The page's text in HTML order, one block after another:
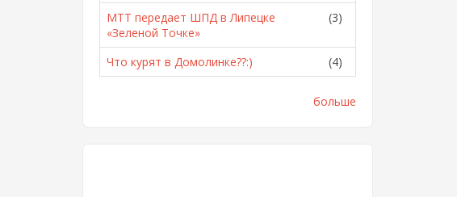
МТТ передает ШПД в Липецке
«Зеленой Точке»
(3)
Что курят в Домолинке??:) (4)
больше